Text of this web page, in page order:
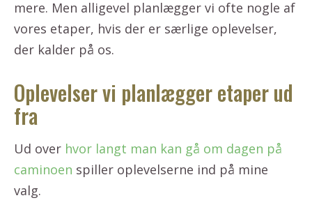
mere. Men alligevel planlægger vi ofte nogle af
vores etaper, hvis der er særlige oplevelser,
der kalder på os.
Oplevelser vi planlægger etaper ud
fra
Ud over hvor langt man kan gå om dagen på
caminoen spiller oplevelserne ind på mine
valg.